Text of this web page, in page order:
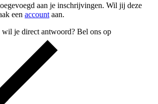
aan je inschrijvingen. Wil jij deze
een account aan.
wil je direct antwoord? Bel ons op